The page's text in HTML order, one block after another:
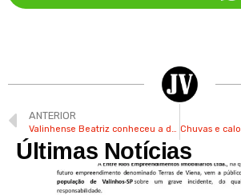
ANTERIOR
Valinhense Beatriz conheceu a dança graças à irmã, que também é bailarina
Últimas Notícias